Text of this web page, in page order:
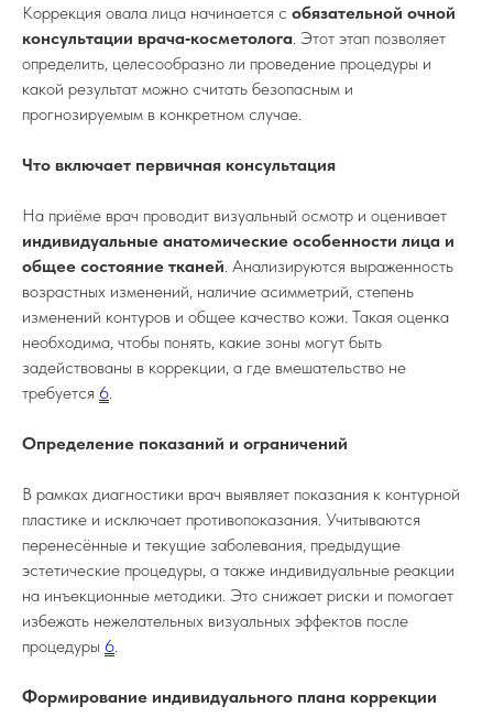
Коррекция овала лица начинается с обязательной очной
консультации врача‑косметолога. Этот этап позволяет
определить, целесообразно ли проведение процедуры и
какой результат можно считать безопасным и
прогнозируемым в конкретном случае.
Что включает первичная консультация
На приёме врач проводит визуальный осмотр и оценивает
индивидуальные анатомические особенности лица и
общее состояние тканей. Анализируются выраженность
возрастных изменений, наличие асимметрий, степень
изменений контуров и общее качество кожи. Такая оценка
необходима, чтобы понять, какие зоны могут быть
задействованы в коррекции, а где вмешательство не
требуется 6.
Определение показаний и ограничений
В рамках диагностики врач выявляет показания к контурной
пластике и исключает противопоказания. Учитываются
перенесённые и текущие заболевания, предыдущие
эстетические процедуры, а также индивидуальные реакции
на инъекционные методики. Это снижает риски и помогает
избежать нежелательных визуальных эффектов после
процедуры 6.
Формирование индивидуального плана коррекции